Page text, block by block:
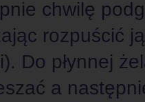
chwilę
rozpuścić
Do płynnej
a